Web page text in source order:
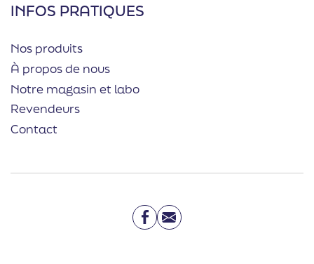
INFOS PRATIQUES
Nos produits
À propos de nous
Notre magasin et labo
Revendeurs
Contact
Facebook
Email